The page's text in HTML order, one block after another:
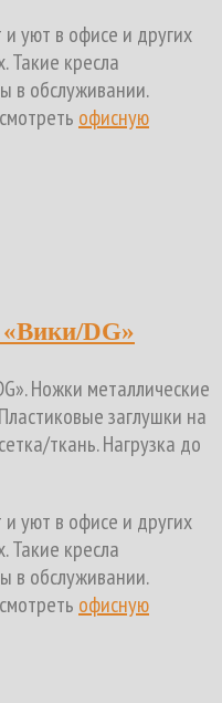
уют в офисе и других
Такие кресла
в обслуживании.
офисную
«Вики/DG»
Ножки металлические
заглушки на
ткань. Нагрузка до
уют в офисе и других
Такие кресла
в обслуживании.
офисную